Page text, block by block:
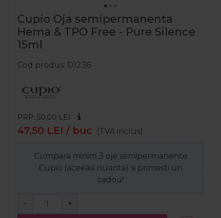
Cupio Oja semipermanenta
Hema & TPO Free - Pure Silence
15ml
Cod produs D1236
PRP: 50,00 LEI
47,50 LEI / buc (TVA inclus)
Cumpara minim 3 oje semipermanente
Cupio (aceeasi nuanta) si primesti un
cadou!
− +